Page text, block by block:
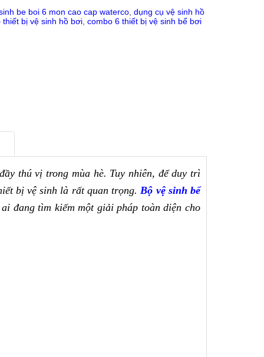
be boi 6 mon cao cap waterco ,dụng cụ vệ sinh hồ
thiết bị vệ sinh hồ bơi ,combo 6 thiết bị vệ sinh bể bơi
thú vị trong mùa hè. Tuy nhiên, để duy trì
bị vệ sinh là rất quan trọng. Bộ vệ sinh bể
đang tìm kiếm một giải pháp toàn diện cho